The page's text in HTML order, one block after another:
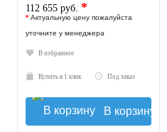
112 655 руб. *
* Актуальную цену пожалуйста
уточните у менеджера
В избранное
Купить в 1 клик Под заказ
В корзину